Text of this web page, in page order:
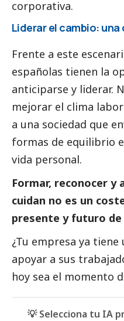
corporativa.
Liderar el cambio:
Frente a este
españolas tienen la
anticiparse y liderar.
mejorar el clima
a una sociedad que
formas de equilibrio
vida personal.
Formar, reconocer y
cuidan no es un
presente y futuro de
¿Tu empresa ya
apoyar a sus
hoy sea el momento
💡 Selecciona tu IA